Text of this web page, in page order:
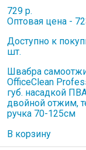
729 р.
Оптовая цена -
Доступно к
шт.
Швабра
OfficeClean
губ. насадкой
двойной отжим,
ручка 70-125см
В корзину